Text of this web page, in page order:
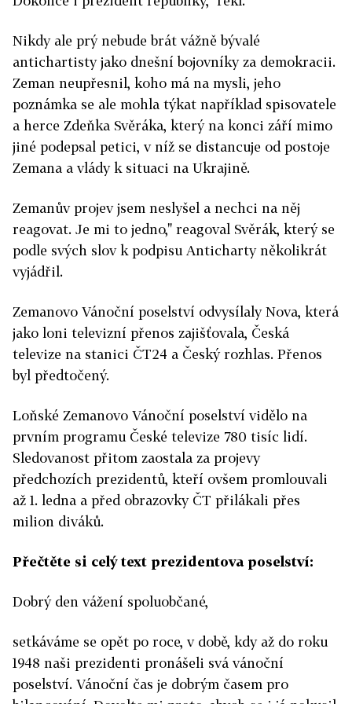
Nikdy ale prý nebude brát vážně bývalé
antichartisty jako dnešní bojovníky za demokracii.
Zeman neupřesnil, koho má na mysli, jeho
poznámka se ale mohla týkat například spisovatele
a herce Zdeňka Svěráka, který na konci září mimo
jiné podepsal petici, v níž se distancuje od postoje
Zemana a vlády k situaci na Ukrajině.
Zemanův projev jsem neslyšel a nechci na něj
reagovat. Je mi to jedno," reagoval Svěrák, který se
podle svých slov k podpisu Anticharty několikrát
vyjádřil.
Zemanovo Vánoční poselství odvysílaly Nova, která
jako loni televizní přenos zajišťovala, Česká
televize na stanici ČT24 a Český rozhlas. Přenos
byl předtočený.
Loňské Zemanovo Vánoční poselství vidělo na
prvním programu České televize 780 tisíc lidí.
Sledovanost přitom zaostala za projevy
předchozích prezidentů, kteří ovšem promlouvali
až 1. ledna a před obrazovky ČT přilákali přes
milion diváků.
Přečtěte si celý text prezidentova poselství:
Dobrý den vážení spoluobčané,
setkáváme se opět po roce, v době, kdy až do roku
1948 naši prezidenti pronášeli svá vánoční
poselství. Vánoční čas je dobrým časem pro